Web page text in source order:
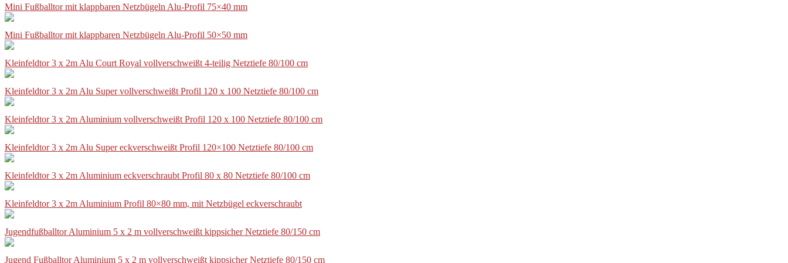
Mini Fußballtor mit klappbaren Netzbügeln Alu-Profil 75×40 mm
Mini Fußballtor mit klappbaren Netzbügeln Alu-Profil 50×50 mm
Kleinfeldtor 3 x 2m Alu Court Royal vollverschweißt 4-teilig Netztiefe 80/100 cm
Kleinfeldtor 3 x 2m Alu Super vollverschweißt Profil 120 x 100 Netztiefe 80/100 cm
Kleinfeldtor 3 x 2m Aluminium vollverschweißt Profil 120 x 100 Netztiefe 80/100 cm
Kleinfeldtor 3 x 2m Alu Super eckverschweißt Profil 120×100 Netztiefe 80/100 cm
Kleinfeldtor 3 x 2m Aluminium eckverschraubt Profil 80 x 80 Netztiefe 80/100 cm
Kleinfeldtor 3 x 2m Aluminium Profil 80×80 mm, mit Netzbügel eckverschraubt
Jugendfußballtor Aluminium 5 x 2 m vollverschweißt kippsicher Netztiefe 80/150 cm
Jugend Fußballtor Aluminium 5 x 2 m vollverschweißt kippsicher Netztiefe 80/150 cm